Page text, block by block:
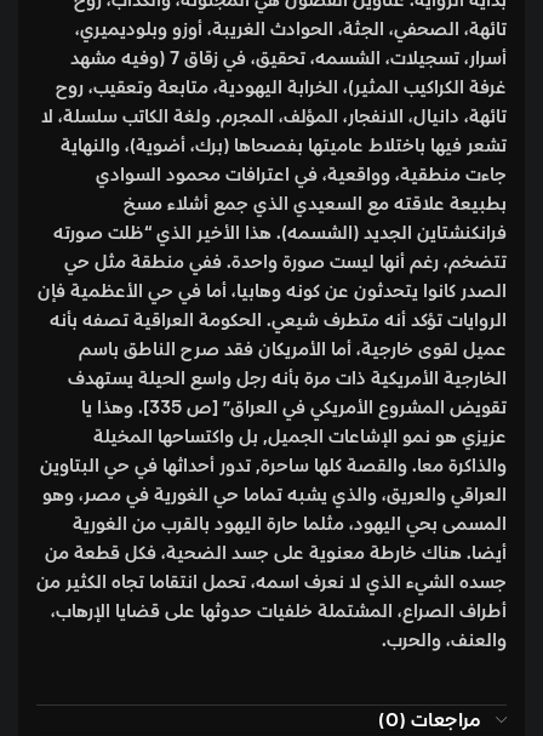
تائهة، الصحفي، الجثة، الحوادث الغريبة، أوزو وبلوديميري،
أسرار، تسجيلات، الشسمه، تحقيق، في زقاق 7 (وفيه مشهد
غرفة الكراكيب المثير)، الخرابة اليهودية، متابعة وتعقيب، روح
تائهة، دانيال، الانفجار، المؤلف، المجرم. ولغة الكاتب سلسلة، لا
تشعر فيها باختلاط عاميتها بفصحاها (برك، أضوية)، والنهاية
جاءت منطقية، وواقعية، في اعترافات محمود السوادي
بطبيعة علاقته مع السعيدي الذي جمع أشلاء مسخ
فرانكنشتاين الجديد (الشسمه). هذا الأخير الذي “ظلت صورته
تتضخم، رغم أنها ليست صورة واحدة. ففي منطقة مثل حي
الصدر كانوا يتحدثون عن كونه وهابيا، أما في حي الأعظمية فإن
الروايات تؤكد أنه متطرف شيعي. الحكومة العراقية تصفه بأنه
عميل لقوى خارجية، أما الأمريكان فقد صرح الناطق باسم
الخارجية الأمريكية ذات مرة بأنه رجل واسع الحيلة يستهدف
تقويض المشروع الأمريكي في العراق” [ص 335]. وهذا يا
عزيزي هو نمو الإشاعات الجميل, بل واكتساحها المخيلة
والذاكرة معا. والقصة كلها ساحرة, تدور أحداثها في حي البتاوين
العراقي والعريق، والذي يشبه تماما حي الغورية في مصر، وهو
المسمى بحي اليهود، مثلما حارة اليهود بالقرب من الغورية
أيضا. هناك خارطة معنوية على جسد الضحية، فكل قطعة من
جسده الشيء الذي لا نعرف اسمه، تحمل انتقاما تجاه الكثير من
أطراف الصراع، المشتملة خلفيات حدوثها على قضايا الإرهاب،
والعنف، والحرب.
مراجعات (0)